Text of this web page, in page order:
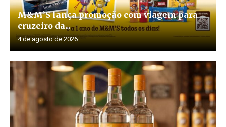
M&M’S lança promoção com viagem para
cruzeiro da...
4 de agosto de 2026